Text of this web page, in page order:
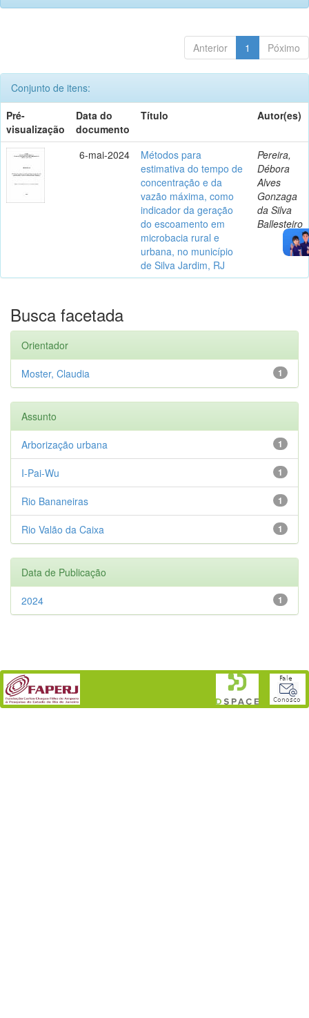
Anterior 1 Póximo
Conjunto de itens:
Pré-
visualização
Data do
documento
Título Autor(es)
6-mai-2024
Métodos para
estimativa do tempo de
concentração e da
vazão máxima, como
indicador da geração
do escoamento em
microbacia rural e
urbana, no município
de Silva Jardim, RJ
Pereira,
Débora
Alves
Gonzaga
da Silva
Ballesteiro
Busca facetada
Orientador
1
Moster, Claudia
Assunto
1
Arborização urbana
1
I-Pai-Wu
1
Rio Bananeiras
1
Rio Valão da Caixa
Data de Publicação
1
2024